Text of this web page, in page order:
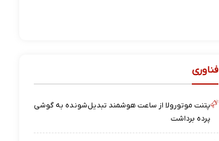
فناوری
پتنت موتورولا از ساعت هوشمند تبدیل‌شونده به گوشی
پرده برداشت